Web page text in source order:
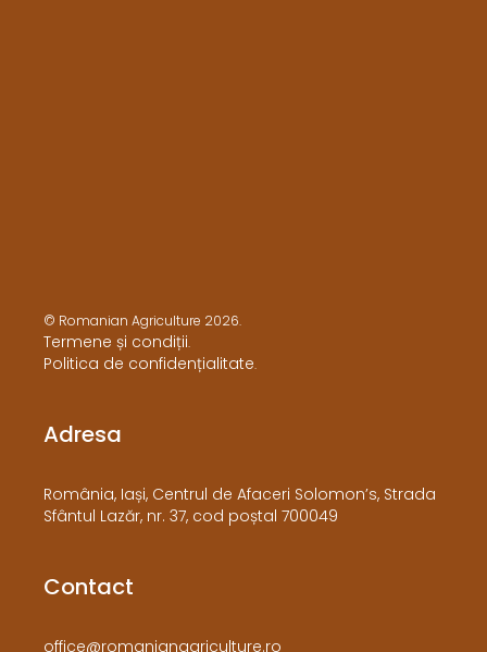
© Romanian Agriculture 2026.
Termene și condiții.
Politica de confidențialitate.
Adresa
​România, Iași, Centrul de Afaceri Solomon’s, Strada
Sfântul Lazăr, nr. 37, cod poștal 700049
Contact
office@romanianagriculture.ro